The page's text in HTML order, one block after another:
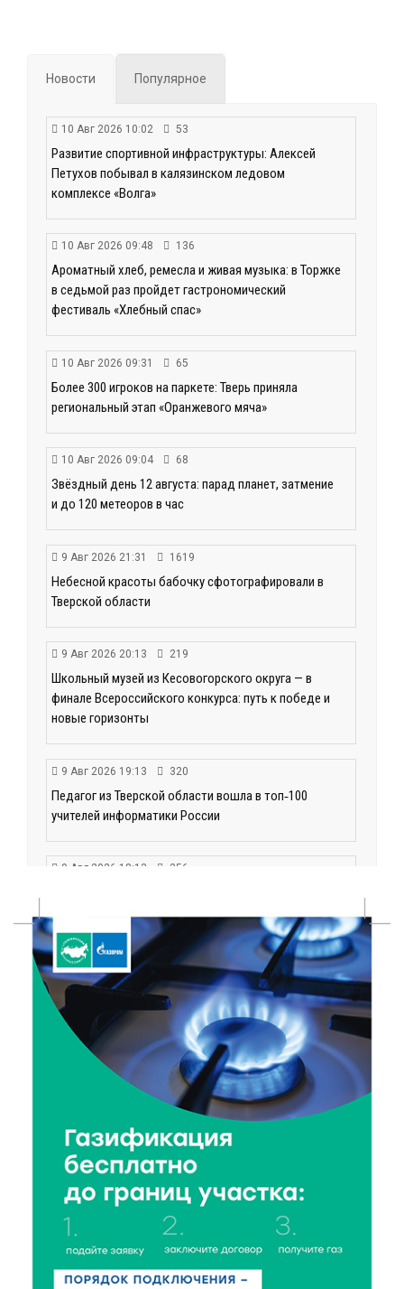
Новости Популярное
10 Авг 2026 10:02 53
Развитие спортивной инфраструктуры: Алексей
Петухов побывал в калязинском ледовом
комплексе «Волга»
10 Авг 2026 09:48 136
Ароматный хлеб, ремесла и живая музыка: в Торжке
в седьмой раз пройдет гастрономический
фестиваль «Хлебный спас»
10 Авг 2026 09:31 65
Более 300 игроков на паркете: Тверь приняла
региональный этап «Оранжевого мяча»
10 Авг 2026 09:04 68
Звёздный день 12 августа: парад планет, затмение
и до 120 метеоров в час
9 Авг 2026 21:31 1619
Небесной красоты бабочку сфотографировали в
Тверской области
9 Авг 2026 20:13 219
Школьный музей из Кесовогорского округа — в
финале Всероссийского конкурса: путь к победе и
новые горизонты
9 Авг 2026 19:13 320
Педагог из Тверской области вошла в топ‑100
учителей информатики России
9 Авг 2026 18:13 356
Конаково: работы идут высокими темпами
9 Авг 2026 17:13 358
Комфортная городская среда: в Бежецке
благоустраивают территорию у памятника семье
Гумилёвых-Ахматовой
9 Авг 2026 16:13 311
Ткань с душой: Надежда Баринова раскрыла
секреты повседневного костюма тверской
крестьянки
9 Авг 2026 15:13 327
Природное наследие Верхневолжья: где в Тверской
области берегут первозданную красоту?